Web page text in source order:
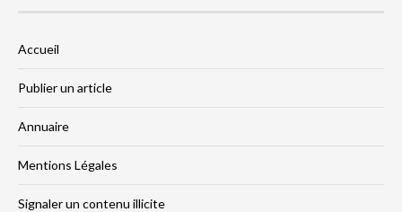
Accueil
Publier un article
Annuaire
Mentions Légales
Signaler un contenu illicite